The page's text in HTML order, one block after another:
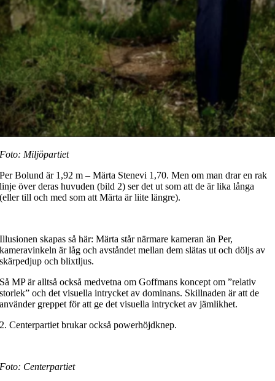
Foto: Miljöpartiet
Per Bolund är 1,92 m – Märta Stenevi 1,70. Men om man drar en rak
linje över deras huvuden (bild 2) ser det ut som att de är lika långa
(eller till och med som att Märta är liite längre).
Illusionen skapas så här: Märta står närmare kameran än Per,
kameravinkeln är låg och avståndet mellan dem slätas ut och döljs av
skärpedjup och blixtljus.
Så MP är alltså också medvetna om Goffmans koncept om ”relativ
storlek” och det visuella intrycket av dominans. Skillnaden är att de
använder greppet för att ge det visuella intrycket av jämlikhet.
2. Centerpartiet brukar också powerhöjdknep.
Foto: Centerpartiet